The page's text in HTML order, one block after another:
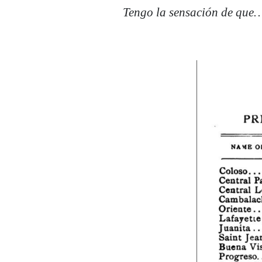
Tengo la sensación de